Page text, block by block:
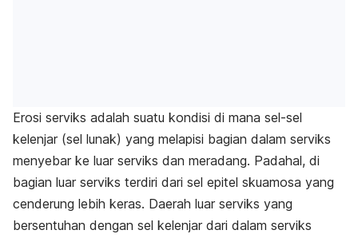
Erosi serviks adalah suatu kondisi di mana sel-sel
kelenjar (sel lunak) yang melapisi bagian dalam serviks
menyebar ke luar serviks dan meradang. Padahal, di
bagian luar serviks terdiri dari sel epitel skuamosa yang
cenderung lebih keras. Daerah luar serviks yang
bersentuhan dengan sel kelenjar dari dalam serviks